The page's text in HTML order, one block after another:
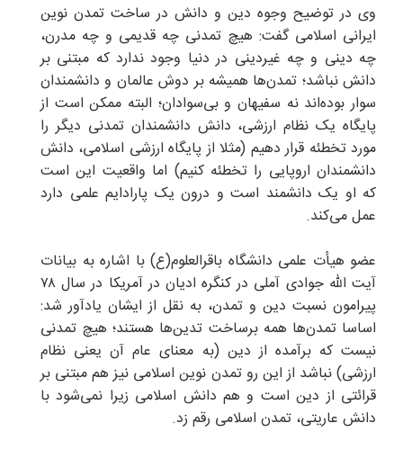
وی در توضیح وجوه دین و دانش در ساخت تمدن نوین
ایرانی اسلامی گفت: هیچ تمدنی چه قدیمی و چه مدرن،
چه دینی و چه غیردینی در دنیا وجود ندارد که مبتنی بر
دانش نباشد؛ تمدن‌ها همیشه بر دوش عالمان و دانشمندان
سوار بوده‌اند نه سفیهان و بی‌سوادان؛ البته ممکن است از
پایگاه یک نظام ارزشی، دانش دانشمندان تمدنی دیگر را
مورد تخطئه قرار دهیم (مثلا از پایگاه ارزشی اسلامی، دانش
دانشمندان اروپایی را تخطئه کنیم) اما واقعیت این است
که او یک دانشمند است و درون یک پارادایم علمی دارد
عمل می‌کند.
عضو هیأت علمی دانشگاه باقرالعلوم(ع) با اشاره به بیانات
آیت الله جوادی آملی در کنگره ادیان در آمریکا در سال ۷۸
پیرامون نسبت دین و تمدن، به نقل از ایشان یادآور شد:
اساسا تمدن‌ها همه برساخت تدین‌ها هستند؛ هیچ تمدنی
نیست که برآمده از دین (به معنای عام آن یعنی نظام
ارزشی) نباشد از این رو تمدن نوین اسلامی نیز هم مبتنی بر
قرائتی از دین است و هم دانش اسلامی زیرا نمی‌شود با
دانش عاریتی، تمدن اسلامی رقم زد.